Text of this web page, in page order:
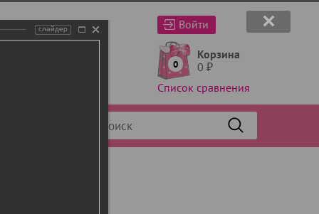
Войти
0
Корзина
0 ₽
Список сравнения
слайдер